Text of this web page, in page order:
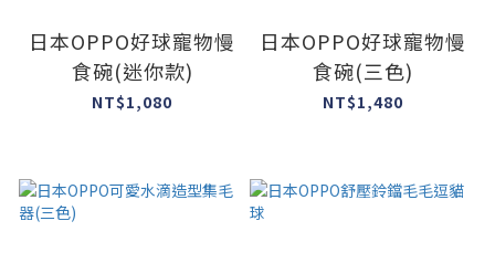
日本OPPO好球寵物慢
食碗(迷你款)
NT$1,080
日本OPPO好球寵物慢
食碗(三色)
NT$1,480